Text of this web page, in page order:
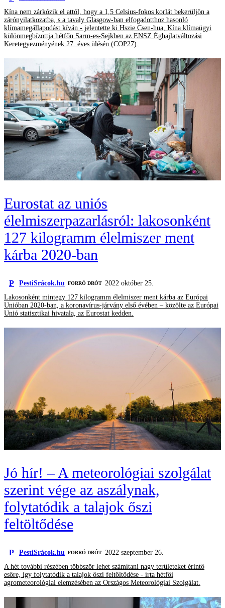
Kína nem zárkózik el attól, hogy a 1,5 Celsius-fokos korlát bekerüljön a
zárónyilatkozatba, s a tavaly Glasgow-ban elfogadotthoz hasonló
klímamegállapodást kíván - jelentette ki Hszie Csen-hua, Kína klímaügyi
különmegbízottja hétfőn Sarm-es-Sejkben az ENSZ Éghajlatváltozási
Keretegyezményének 27. éves ülésén (COP27).
Eurostat az uniós
élelmiszerpazarlásról: lakosonként
127 kilogramm élelmiszer ment
kárba 2020-ban
P PestiSrácok.hu FORRÓ DRÓT
2022 október 25.
Lakosonként mintegy 127 kilogramm élelmiszer ment kárba az Európai
Unióban 2020-ban, a koronavírus-járvány első évében – közölte az Európai
Unió statisztikai hivatala, az Eurostat kedden.
Jó hír! – A meteorológiai szolgálat
szerint vége az aszálynak,
folytatódik a talajok őszi
feltöltődése
P PestiSrácok.hu FORRÓ DRÓT
2022 szeptember 26.
A hét további részében többször lehet számítani nagy területeket érintő
esőre, így folytatódik a talajok őszi feltöltődése - írta hétfői
agrometeorológiai elemzésében az Országos Meteorológiai Szolgálat.